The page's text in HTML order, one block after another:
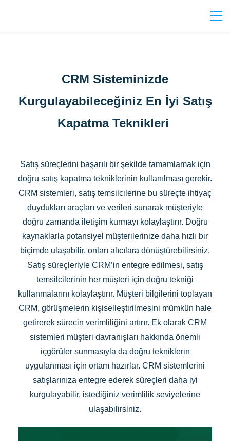
CRM Sisteminizde
Kurgulayabileceğiniz En İyi Satış
Kapatma Teknikleri
Satış süreçlerini başarılı bir şekilde tamamlamak için
doğru satış kapatma tekniklerinin kullanılması gerekir.
CRM sistemleri, satış temsilcilerine bu süreçte ihtiyaç
duydukları araçları ve verileri sunarak müşteriyle
doğru zamanda iletişim kurmayı kolaylaştırır. Doğru
kaynaklarla potansiyel müşterilerinize daha hızlı bir
biçimde ulaşabilir, onları alıcılara dönüştürebilirsiniz.
Satış süreçleriyle CRM’in entegre edilmesi, satış
temsilcilerinin her müşteri için doğru tekniği
kullanmalarını kolaylaştırır. Müşteri bilgilerini toplayan
CRM, görüşmelerin kişiselleştirilmesini mümkün hale
getirerek sürecin verimliliğini artırır. Ek olarak CRM
sistemleri müşteri davranışları hakkında önemli
içgörüler sunmasıyla da doğru tekniklerin
uygulanması için ortam hazırlar. CRM sistemlerini
satışlarınıza entegre ederek süreçleri daha iyi
kurgulayabilir, istediğiniz verimlilik seviyelerine
ulaşabilirsiniz.